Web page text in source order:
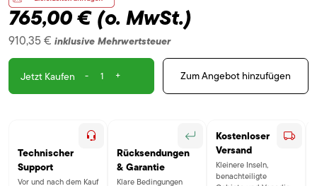
765,00 €(o. MwSt.)
910,35 € inklusive Mehrwertsteuer
Jetzt Kaufen - + Zum Angebot hinzufügen
Technischer
Support
Vor und nach dem Kauf
Rücksendungen
& Garantie
Klare Bedingungen
Kostenloser
Versand
Kleinere Inseln,
benachteiligte